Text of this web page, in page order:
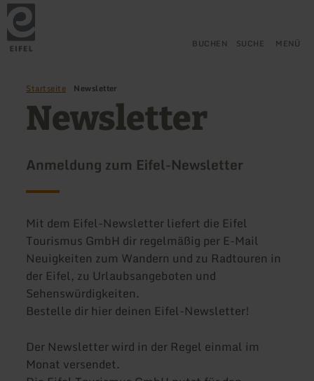
Zurück
zur
Startseite
BUCHEN SUCHE MENÜ
Startseite Newsletter
Newsletter
Anmeldung zum Eifel-Newsletter
Mit dem Eifel-Newsletter liefert die Eifel
Tourismus GmbH dir regelmäßig per E-Mail
Neuigkeiten zum Wandern und zu Radtouren in
der Eifel, zu Urlaubsangeboten und
Sehenswürdigkeiten.
Bestelle dir hier deinen Eifel-Newsletter!
Der Newsletter wird in der Regel einmal im
Monat versendet.